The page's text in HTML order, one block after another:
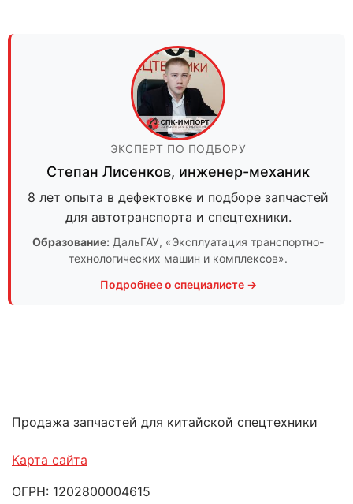
ЭКСПЕРТ ПО ПОДБОРУ
Степан Лисенков, инженер-механик
8 лет опыта в дефектовке и подборе запчастей
для автотранспорта и спецтехники.
Образование: ДальГАУ, «Эксплуатация транспортно-
технологических машин и комплексов».
Подробнее о специалисте →
Продажа запчастей для китайской спецтехники
Карта сайта
ОГРН: 1202800004615